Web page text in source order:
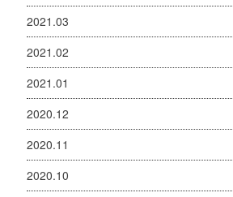
2021.03
2021.02
2021.01
2020.12
2020.11
2020.10